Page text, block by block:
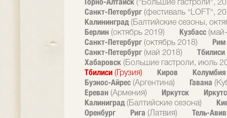
("Большие гастроли",
Санкт-Петербург (фестиваль "LOFT",
Калининград (Балтийские сезоны,
Берлин (октябрь 2019) Кузбасс
Санкт-Петербург (октябрь 2018)
Рим
Санкт-Петербург (май 2018)
Тбилиси
Хабаровск (Большие гастроли, июль
Тбилиси (Грузия) Киров
Буэнос-Айрес (Аргентина) Гавана
Ереван (Армения) Иркутск
Калиниград (Балтийские сезона)
Оренбург
Рига (Латвия) Тель-